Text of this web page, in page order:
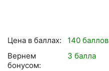
Цена в баллах:
140 баллов
Вернем
бонусом:
3 балла